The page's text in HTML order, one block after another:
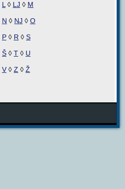
L ◊ LJ ◊ M
N ◊ NJ ◊ O
P ◊ R ◊ S
Š ◊ T ◊ U
V ◊ Z ◊ Ž